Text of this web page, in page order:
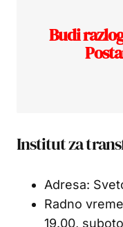
Budi
Institut za
Adresa:
Radno
19.00,